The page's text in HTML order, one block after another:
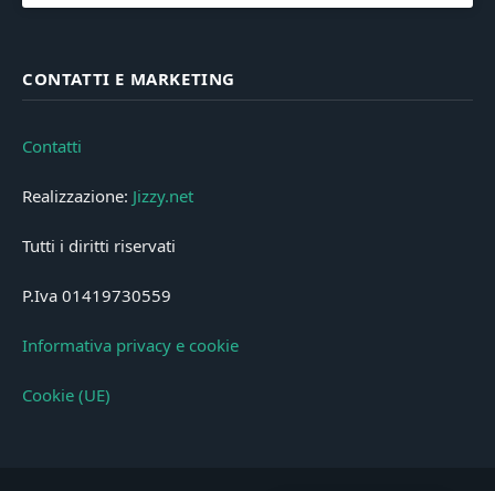
CONTATTI E MARKETING
Contatti
Realizzazione: Jizzy.net
Tutti i diritti riservati
P.Iva 01419730559
Informativa privacy e cookie
Cookie (UE)